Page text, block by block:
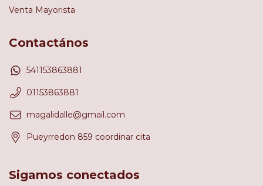
Venta Mayorista
Contactános
541153863881
01153863881
magalidalle@gmail.com
Pueyrredon 859 coordinar cita
Sigamos conectados